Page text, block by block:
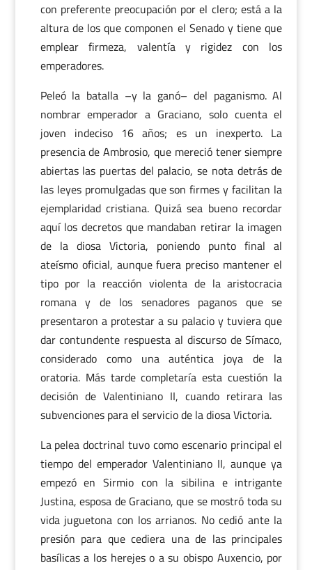
con preferente preocupación por el clero; está a la
altura de los que componen el Senado y tiene que
emplear firmeza, valentía y rigidez con los
emperadores.
Peleó la batalla –y la ganó– del paganismo. Al
nombrar emperador a Graciano, solo cuenta el
joven indeciso 16 años; es un inexperto. La
presencia de Ambrosio, que mereció tener siempre
abiertas las puertas del palacio, se nota detrás de
las leyes promulgadas que son firmes y facilitan la
ejemplaridad cristiana. Quizá sea bueno recordar
aquí los decretos que mandaban retirar la imagen
de la diosa Victoria, poniendo punto final al
ateísmo oficial, aunque fuera preciso mantener el
tipo por la reacción violenta de la aristocracia
romana y de los senadores paganos que se
presentaron a protestar a su palacio y tuviera que
dar contundente respuesta al discurso de Símaco,
considerado como una auténtica joya de la
oratoria. Más tarde completaría esta cuestión la
decisión de Valentiniano II, cuando retirara las
subvenciones para el servicio de la diosa Victoria.
La pelea doctrinal tuvo como escenario principal el
tiempo del emperador Valentiniano II, aunque ya
empezó en Sirmio con la sibilina e intrigante
Justina, esposa de Graciano, que se mostró toda su
vida juguetona con los arrianos. No cedió ante la
presión para que cediera una de las principales
basílicas a los herejes o a su obispo Auxencio, por